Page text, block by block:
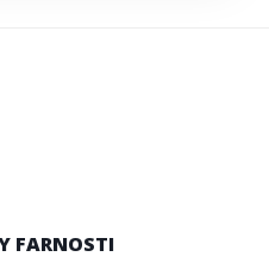
FARNOSTI